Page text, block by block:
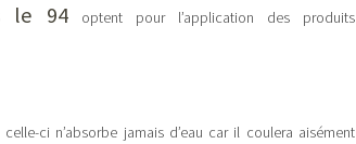
le 94optent pour l’application des produits
ci n’absorbe jamais d’eau car il coulera aisément